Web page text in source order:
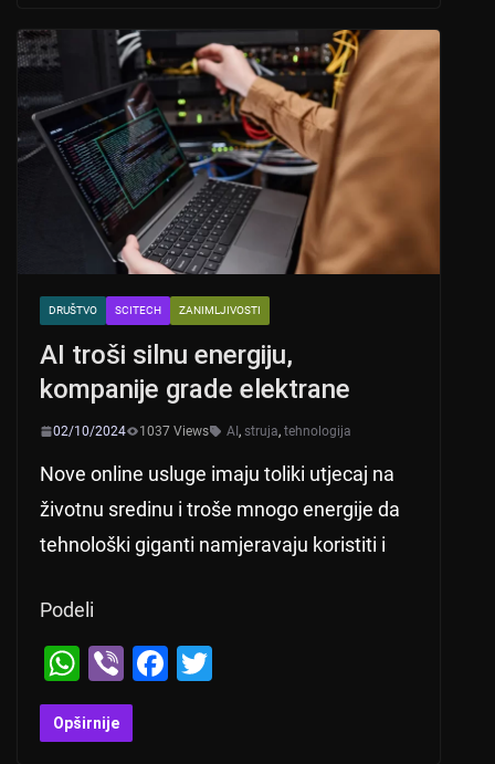
p
p
b
o
o
k
DRUŠTVO SCITECH ZANIMLJIVOSTI
AI troši silnu energiju,
kompanije grade elektrane
02/10/2024 1037 Views AI, struja, tehnologija
Nove online usluge imaju toliki utjecaj na
životnu sredinu i troše mnogo energije da
tehnološki giganti namjeravaju koristiti i
Podeli
W
h
at
Vi
b
er
F
Opširnije